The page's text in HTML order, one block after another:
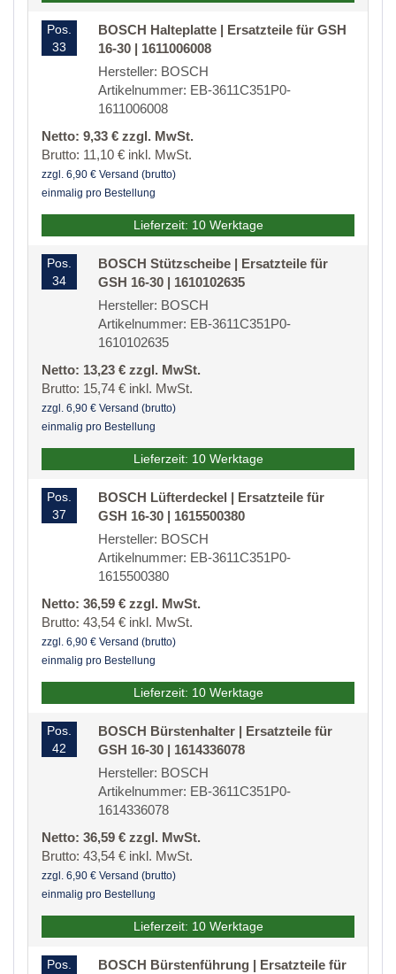
Pos.
33
BOSCH Halteplatte | Ersatzteile für GSH
16-30 | 1611006008
Hersteller: BOSCH
Artikelnummer: EB-3611C351P0-
1611006008
Netto: 9,33 € zzgl. MwSt.
Brutto: 11,10 € inkl. MwSt.
zzgl. 6,90 € Versand (brutto)
einmalig pro Bestellung
Lieferzeit: 10 Werktage
Pos.
34
BOSCH Stützscheibe | Ersatzteile für
GSH 16-30 | 1610102635
Hersteller: BOSCH
Artikelnummer: EB-3611C351P0-
1610102635
Netto: 13,23 € zzgl. MwSt.
Brutto: 15,74 € inkl. MwSt.
zzgl. 6,90 € Versand (brutto)
einmalig pro Bestellung
Lieferzeit: 10 Werktage
Pos.
37
BOSCH Lüfterdeckel | Ersatzteile für
GSH 16-30 | 1615500380
Hersteller: BOSCH
Artikelnummer: EB-3611C351P0-
1615500380
Netto: 36,59 € zzgl. MwSt.
Brutto: 43,54 € inkl. MwSt.
zzgl. 6,90 € Versand (brutto)
einmalig pro Bestellung
Lieferzeit: 10 Werktage
Pos.
42
BOSCH Bürstenhalter | Ersatzteile für
GSH 16-30 | 1614336078
Hersteller: BOSCH
Artikelnummer: EB-3611C351P0-
1614336078
Netto: 36,59 € zzgl. MwSt.
Brutto: 43,54 € inkl. MwSt.
zzgl. 6,90 € Versand (brutto)
einmalig pro Bestellung
Lieferzeit: 10 Werktage
Pos.
BOSCH Bürstenführung | Ersatzteile für